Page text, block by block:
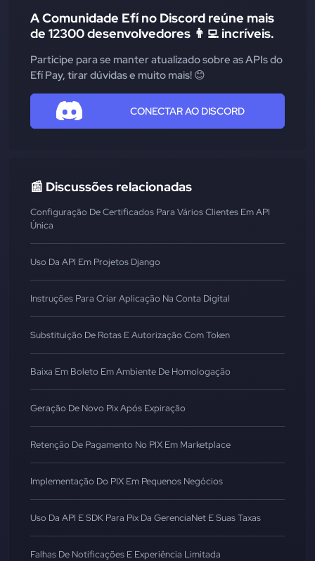
A Comunidade Efí no Discord reúne mais
de 12300 desenvolvedores 👨‍💻 incríveis.
Participe para se manter atualizado sobre as APIs do
Efí Pay, tirar dúvidas e muito mais! 😊
CONECTAR AO DISCORD
📰 Discussões relacionadas
Configuração De Certificados Para Vários Clientes Em API
Única
Uso Da API Em Projetos Django
Instruções Para Criar Aplicação Na Conta Digital
Substituição De Rotas E Autorização Com Token
Baixa Em Boleto Em Ambiente De Homologação
Geração De Novo Pix Após Expiração
Retenção De Pagamento No PIX Em Marketplace
Implementação Do PIX Em Pequenos Negócios
Uso Da API E SDK Para Pix Da GerenciaNet E Suas Taxas
Falhas De Notificações E Experiência Limitada